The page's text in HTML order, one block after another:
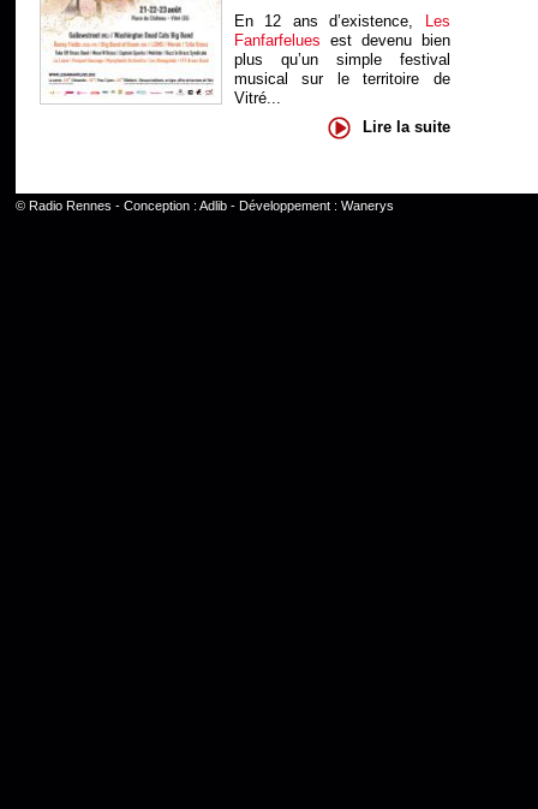
En 12 ans d’existence, Les
Fanfarfelues est devenu bien
plus qu’un simple festival
musical sur le territoire de
Vitré...
Lire la suite
© Radio Rennes - Conception : Adlib- Développement : Wanerys